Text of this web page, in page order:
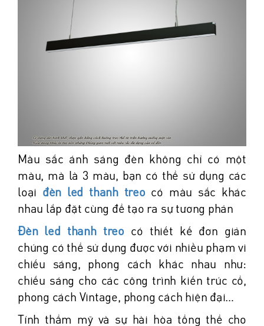
Màu sắc ánh sáng đèn không chỉ có một
màu, mà là 3 màu, bạn có thể sử dụng các
loại đèn led thanh treo có màu sắc khác
nhau lắp đặt cùng để tạo ra sự tương phản
Đèn led thanh treo có thiết kế đơn giản
chúng có thể sử dụng được với nhiều phạm vi
chiếu sáng, phong cách khác nhau như:
chiếu sáng cho các công trình kiến trúc cổ,
phong cách Vintage, phong cách hiện đại…
Tính thẩm mỹ và sự hài hòa tổng thể cho